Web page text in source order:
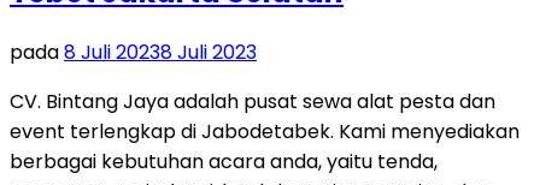
pada8 Juli 20238 Juli 2023
CV. Bintang Jaya adalah pusat sewa alat pesta dan
event terlengkap di Jabodetabek. Kami menyediakan
berbagai kebutuhan acara anda, yaitu tenda,